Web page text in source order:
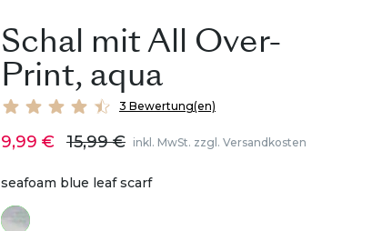
Schal mit All Over-
Print, aqua
3 Bewertung(en)
9,99 € 15,99 € inkl. MwSt. zzgl. Versandkosten
seafoam blue leaf scarf